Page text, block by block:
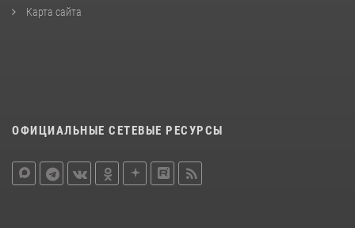
Карта сайта
ОФИЦИАЛЬНЫЕ СЕТЕВЫЕ РЕСУРСЫ